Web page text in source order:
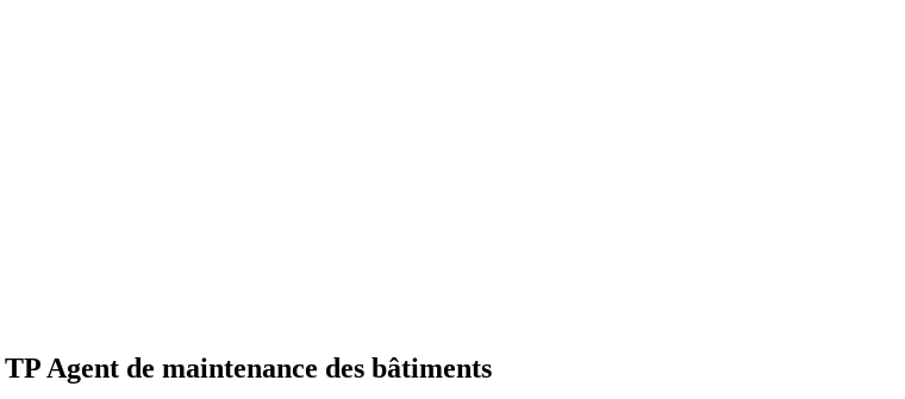
Agent de maintenance des bâtiments